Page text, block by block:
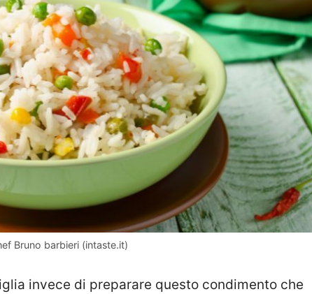
Bruno barbieri (intaste.it)
invece di preparare questo condimento che